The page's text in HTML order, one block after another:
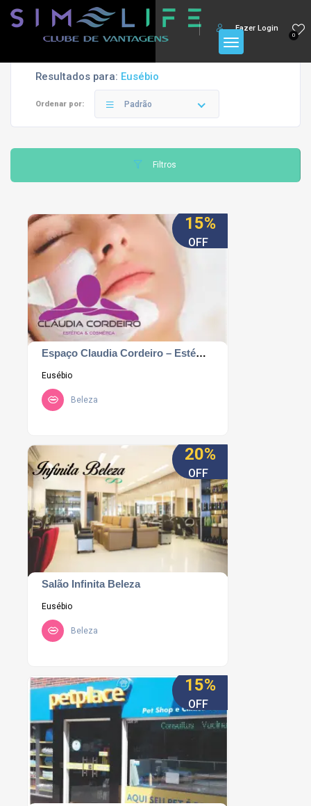
0
Fazer Login
Resultados para: Eusébio
Ordenar por: Padrão
Filtros
OFF
15%
Espaço Claudia Cordeiro – Estética e Cosmética
Eusébio
Beleza
OFF
20%
Salão Infinita Beleza
Eusébio
Beleza
OFF
15%